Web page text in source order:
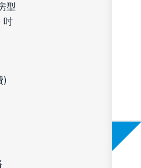
型
吋
)